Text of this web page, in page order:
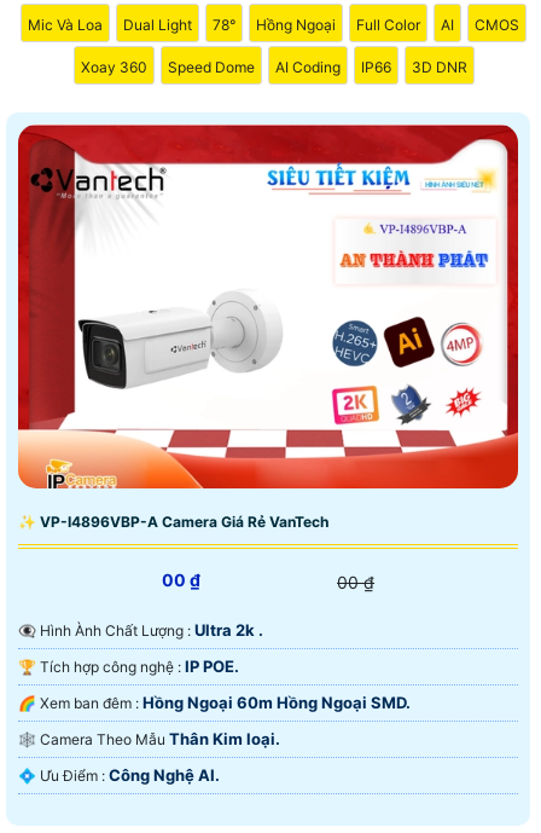
Mic Và Loa Dual Light 78° Hồng Ngoại Full Color AI CMOS
Xoay 360 Speed Dome AI Coding IP66 3D DNR
✨ VP-I4896VBP-A Camera Giá Rẻ VanTech
00 ₫ 00 ₫
👁️‍🗨 Hình Ành Chất Lượng : Ultra 2k .
🏆 Tích hợp công nghệ : IP POE.
🌈 Xem ban đêm : Hồng Ngoại 60m Hồng Ngoại SMD.
🕸️ Camera Theo Mẫu Thân Kim loại.
️💠 Ưu Điểm : Công Nghệ AI.